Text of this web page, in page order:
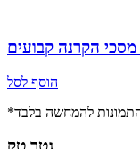
הוסף לסל